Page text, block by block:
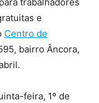
e
Centro de
bairro Âncora,
feira, 1º de